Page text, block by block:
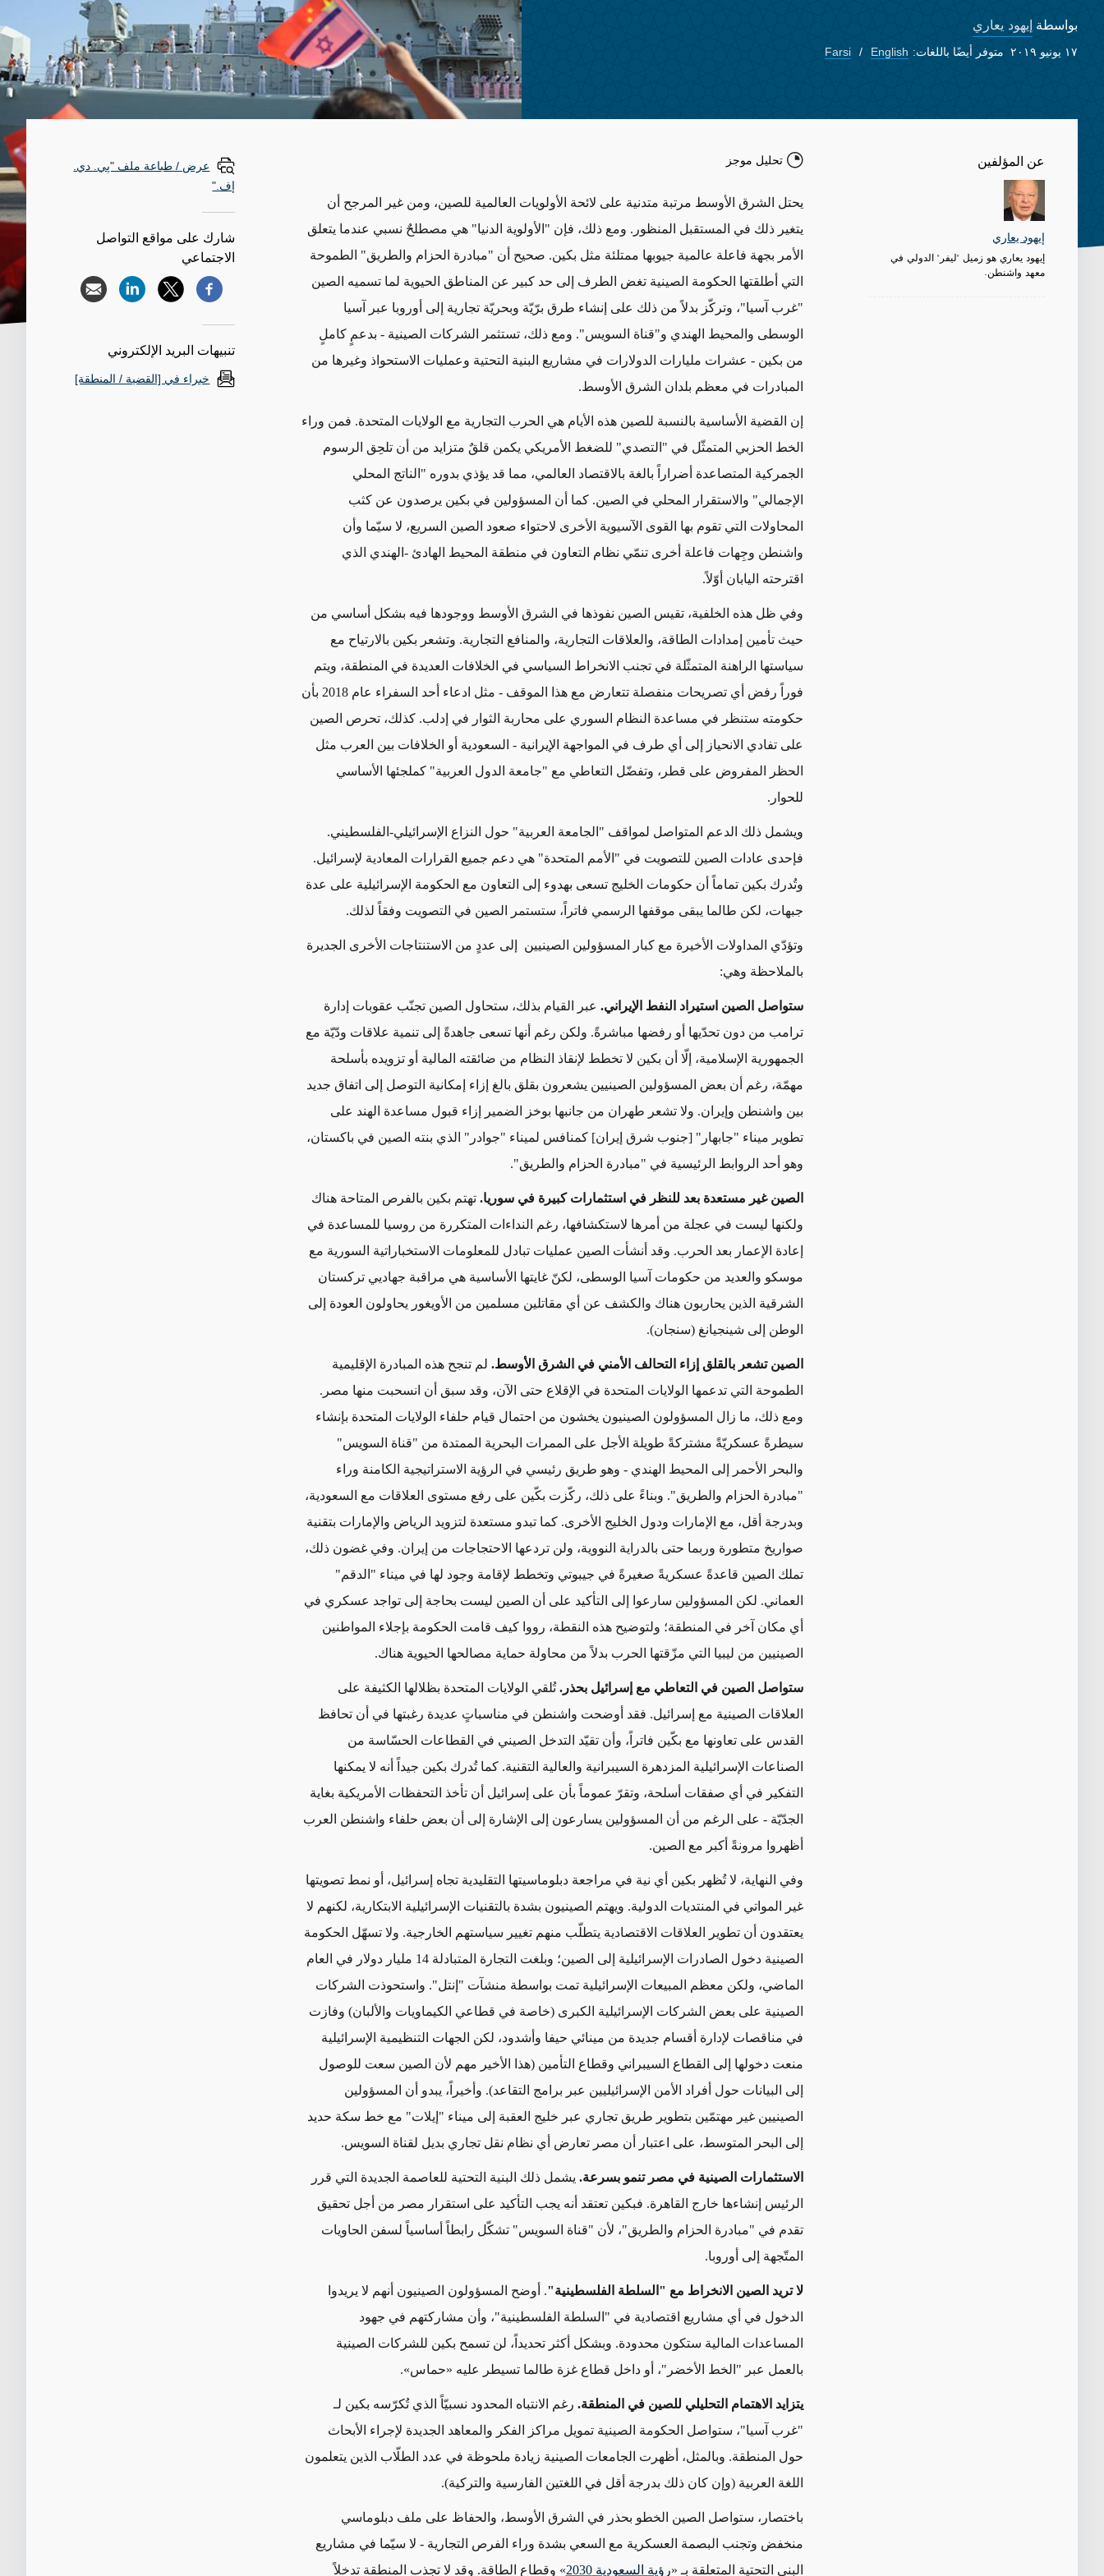
بواسطة إيهود يعاري
١٧ يونيو ٢٠١٩ متوفر أيضًا باللغات: English
Farsi
عن المؤلفين
إيهود يعاري
إيهود يعاري هو زميل "ليفر" الدولي في
معهد واشنطن.
تحليل موجز
يحتل الشرق الأوسط مرتبة متدنية على لائحة الأولويات العالمية للصين، ومن غير المرجح أن
يتغير ذلك في المستقبل المنظور. ومع ذلك، فإن "الأولوية الدنيا" هي مصطلحٌ نسبي عندما يتعلق
الأمر بجهة فاعلة عالمية جيوبها ممتلئة مثل بكين. صحيح أن "مبادرة الحزام والطريق" الطموحة
التي أطلقتها الحكومة الصينية تغض الطرف إلى حد كبير عن المناطق الحيوية لما تسميه الصين
"غرب آسيا"، وتركّز بدلاً من ذلك على إنشاء طرق برّيّة وبحريّة تجارية إلى أوروبا عبر آسيا
الوسطى والمحيط الهندي و"قناة السويس". ومع ذلك، تستثمر الشركات الصينية - بدعمٍ كاملٍ
من بكين - عشرات مليارات الدولارات في مشاريع البنية التحتية وعمليات الاستحواذ وغيرها من
المبادرات في معظم بلدان الشرق الأوسط.
إن القضية الأساسية بالنسبة للصين هذه الأيام هي الحرب التجارية مع الولايات المتحدة. فمن وراء
الخط الحزبي المتمثّل في "التصدي" للضغط الأمريكي يكمن قلقٌ متزايد من أن تلحِق الرسوم
الجمركية المتصاعدة أضراراً بالغة بالاقتصاد العالمي، مما قد يؤذي بدوره "الناتج المحلي
الإجمالي" والاستقرار المحلي في الصين. كما أن المسؤولين في بكين يرصدون عن كثب
المحاولات التي تقوم بها القوى الآسيوية الأخرى لاحتواء صعود الصين السريع، لا سيّما وأن
واشنطن وجِهات فاعلة أخرى تنمّي نظام التعاون في منطقة المحيط الهادئ -الهندي الذي
اقترحته اليابان أوّلاً.
وفي ظل هذه الخلفية، تقيس الصين نفوذها في الشرق الأوسط ووجودها فيه بشكل أساسي من
حيث تأمين إمدادات الطاقة، والعلاقات التجارية، والمنافع التجارية. وتشعر بكين بالارتياح مع
سياستها الراهنة المتمثّلة في تجنب الانخراط السياسي في الخلافات العديدة في المنطقة، ويتم
فوراً رفض أي تصريحات منفصلة تتعارض مع هذا الموقف - مثل ادعاء أحد السفراء عام 2018 بأن
حكومته ستنظر في مساعدة النظام السوري على محاربة الثوار في إدلب. كذلك، تحرص الصين
على تفادي الانحياز إلى أي طرف في المواجهة الإيرانية - السعودية أو الخلافات بين العرب مثل
الحظر المفروض على قطر، وتفضّل التعاطي مع "جامعة الدول العربية" كملجئها الأساسي
للحوار.
ويشمل ذلك الدعم المتواصل لمواقف "الجامعة العربية" حول النزاع الإسرائيلي-الفلسطيني.
فإحدى عادات الصين للتصويت في "الأمم المتحدة" هي دعم جميع القرارات المعادية لإسرائيل.
وتُدرك بكين تماماً أن حكومات الخليج تسعى بهدوء إلى التعاون مع الحكومة الإسرائيلية على عدة
جبهات، لكن طالما يبقى موقفها الرسمي فاتراً، ستستمر الصين في التصويت وفقاً لذلك.
وتؤدّي المداولات الأخيرة مع كبار المسؤولين الصينيين إلى عددٍ من الاستنتاجات الأخرى الجديرة
بالملاحظة وهي:
ستواصل الصين استيراد النفط الإيراني. عبر القيام بذلك، ستحاول الصين تجنّب عقوبات إدارة
ترامب من دون تحدّيها أو رفضها مباشرةً. ولكن رغم أنها تسعى جاهدةً إلى تنمية علاقات ودّيّة مع
الجمهورية الإسلامية، إلّا أن بكين لا تخطط لإنقاذ النظام من ضائقته المالية أو تزويده بأسلحة
مهمّة، رغم أن بعض المسؤولين الصينيين يشعرون بقلق بالغ إزاء إمكانية التوصل إلى اتفاق جديد
بين واشنطن وإيران. ولا تشعر طهران من جانبها بوخز الضمير إزاء قبول مساعدة الهند على
تطوير ميناء "جابهار" [جنوب شرق إيران] كمنافس لميناء "جوادر" الذي بنته الصين في باكستان،
وهو أحد الروابط الرئيسية في "مبادرة الحزام والطريق".
الصين غير مستعدة بعد للنظر في استثمارات كبيرة في سوريا. تهتم بكين بالفرص المتاحة هناك
ولكنها ليست في عجلة من أمرها لاستكشافها، رغم النداءات المتكررة من روسيا للمساعدة في
إعادة الإعمار بعد الحرب. وقد أنشأت الصين عمليات تبادل للمعلومات الاستخباراتية السورية مع
موسكو والعديد من حكومات آسيا الوسطى، لكنّ غايتها الأساسية هي مراقبة جهاديي تركستان
الشرقية الذين يحاربون هناك والكشف عن أي مقاتلين مسلمين من الأويغور يحاولون العودة إلى
الوطن إلى شينجيانغ (سنجان).
الصينتشعر بالقلق إزاء التحالف الأمني في الشرق الأوسط. لم تنجح هذه المبادرة الإقليمية
الطموحة التي تدعمها الولايات المتحدة في الإقلاع حتى الآن، وقد سبق أن انسحبت منها مصر.
ومع ذلك، ما زال المسؤولون الصينيون يخشون من احتمال قيام حلفاء الولايات المتحدة بإنشاء
سيطرةً عسكريّةً مشتركةً طويلة الأجل على الممرات البحرية الممتدة من "قناة السويس"
والبحر الأحمر إلى المحيط الهندي - وهو طريق رئيسي في الرؤية الاستراتيجية الكامنة وراء
"مبادرة الحزام والطريق". وبناءً على ذلك، ركّزت بكّين على رفع مستوى العلاقات مع السعودية،
وبدرجة أقل، مع الإمارات ودول الخليج الأخرى. كما تبدو مستعدة لتزويد الرياض والإمارات بتقنية
صواريخ متطورة وربما حتى بالدراية النووية، ولن تردعها الاحتجاجات من إيران. وفي غضون ذلك،
تملك الصين قاعدةً عسكريةً صغيرةً في جيبوتي وتخطط لإقامة وجود لها في ميناء "الدقم"
العماني. لكن المسؤولين سارعوا إلى التأكيد على أن الصين ليست بحاجة إلى تواجد عسكري في
أي مكان آخر في المنطقة؛ ولتوضيح هذه النقطة، رووا كيف قامت الحكومة بإجلاء المواطنين
الصينيين من ليبيا التي مزّقتها الحرب بدلاً من محاولة حماية مصالحها الحيوية هناك.
ستواصل الصين في التعاطي مع إسرائيل بحذر.تُلقي الولايات المتحدة بظلالها الكثيفة على
العلاقات الصينية مع إسرائيل. فقد أوضحت واشنطن في مناسباتٍ عديدة رغبتها في أن تحافظ
القدس على تعاونها مع بكّين فاتراً، وأن تقيّد التدخل الصيني في القطاعات الحسّاسة من
الصناعات الإسرائيلية المزدهرة السيبرانية والعالية التقنية. كما تُدرك بكين جيداً أنه لا يمكنها
التفكير في أي صفقات أسلحة، وتقرّ عموماً بأن على إسرائيل أن تأخذ التحفظات الأمريكية بغاية
الجدّيّة - على الرغم من أن المسؤولين يسارعون إلى الإشارة إلى أن بعض حلفاء واشنطن العرب
أظهروا مرونةً أكبر مع الصين.
وفي النهاية، لا تُظهر بكين أي نية في مراجعة دبلوماسيتها التقليدية تجاه إسرائيل، أو نمط تصويتها
غير المواتي في المنتديات الدولية. ويهتم الصينيون بشدة بالتقنيات الإسرائيلية الابتكارية، لكنهم لا
يعتقدون أن تطوير العلاقات الاقتصادية يتطلّب منهم تغيير سياستهم الخارجية. ولا تسهّل الحكومة
الصينية دخول الصادرات الإسرائيلية إلى الصين؛ وبلغت التجارة المتبادلة 14 مليار دولار في العام
الماضي، ولكن معظم المبيعات الإسرائيلية تمت بواسطة منشآت "إنتل". واستحوذت الشركات
الصينية على بعض الشركات الإسرائيلية الكبرى (خاصة في قطاعي الكيماويات والألبان) وفازت
في مناقصات لإدارة أقسام جديدة من مينائي حيفا وأشدود، لكن الجهات التنظيمية الإسرائيلية
منعت دخولها إلى القطاع السيبراني وقطاع التأمين (هذا الأخير مهم لأن الصين سعت للوصول
إلى البيانات حول أفراد الأمن الإسرائيليين عبر برامج التقاعد). وأخيراً، يبدو أن المسؤولين
الصينيين غير مهتمّين بتطوير طريق تجاري عبر خليج العقبة إلى ميناء "إيلات" مع خط سكة حديد
إلى البحر المتوسط، على اعتبار أن مصر تعارض أي نظام نقل تجاري بديل لقناة السويس.
الاستثمارات الصينية في مصر تنمو بسرعة. يشمل ذلك البنية التحتية للعاصمة الجديدة التي قرر
الرئيس إنشاءها خارج القاهرة. فبكين تعتقد أنه يجب التأكيد على استقرار مصر من أجل تحقيق
تقدم في "مبادرة الحزام والطريق"، لأن "قناة السويس" تشكّل رابطاً أساسياً لسفن الحاويات
المتّجهة إلى أوروبا.
لا تريد الصين الانخراط مع "السلطة الفلسطينية". أوضح المسؤولون الصينيون أنهم لا يريدوا
الدخول في أي مشاريع اقتصادية في "السلطة الفلسطينية"، وأن مشاركتهم في جهود
المساعدات المالية ستكون محدودة. وبشكل أكثر تحديداً، لن تسمح بكين للشركات الصينية
بالعمل عبر "الخط الأخضر"، أو داخل قطاع غزة طالما تسيطر عليه «حماس».
يتزايد الاهتمام التحليلي للصين في المنطقة. رغم الانتباه المحدود نسبيّاً الذي تُكرّسه بكين لـ
"غرب آسيا"، ستواصل الحكومة الصينية تمويل مراكز الفكر والمعاهد الجديدة لإجراء الأبحاث
حول المنطقة. وبالمثل، أظهرت الجامعات الصينية زيادة ملحوظة في عدد الطلّاب الذين يتعلمون
اللغة العربية (وإن كان ذلك بدرجة أقل في اللغتين الفارسية والتركية).
باختصار، ستواصل الصين الخطو بحذر في الشرق الأوسط، والحفاظ على ملف دبلوماسي
منخفض وتجنب البصمة العسكرية مع السعي بشدة وراء الفرص التجارية - لا سيّما في مشاريع
البنى التحتية المتعلقة بـ «رؤية السعودية 2030 » وقطاع الطاقة. وقد لا تجذب المنطقة تدخلاً
عرض / طباعة ملف "پي. دي.
إف."
شارك على مواقع التواصل
الاجتماعي
تنبيهات البريد الإلكتروني
خبراء في [القضية / المنطقة]